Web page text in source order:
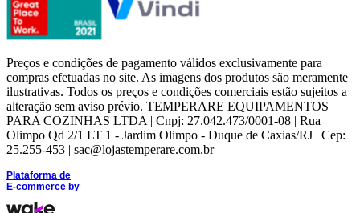
Preços e condições de pagamento válidos exclusivamente para
compras efetuadas no site. As imagens dos produtos são meramente
ilustrativas. Todos os preços e condições comerciais estão sujeitos a
alteração sem aviso prévio. TEMPERARE EQUIPAMENTOS
PARA COZINHAS LTDA | Cnpj: 27.042.473/0001-08 | Rua
Olimpo Qd 2/1 LT 1 - Jardim Olimpo - Duque de Caxias/RJ | Cep:
25.255-453 | sac@lojastemperare.com.br
Plataforma de
E-commerce by